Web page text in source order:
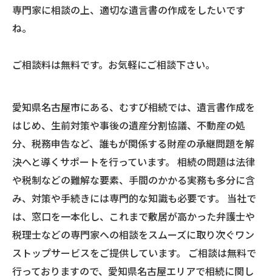
専門家に相談の上、適切な遺言書の作成をしたいです
ね。
ご相談料は無料です。お気軽にご相談下さい。
愛知県名古屋市にある、むすび相続では、遺言書作成を
はじめ、生前対策や事後の遺産分割協議、不動産の処
分、税務申告など、誰もが関係する財産の承継問題を解
決へと導くサポートを行っています。 相続の問題は法律
や税制などの難解な要素、手間のかかる実務も多分に含
み、対策や手続きには専門的な知識も必要です。 当社で
は、窓口を一本化し、これまで敷居が高かった弁護士や
税理士などの専門家への相談をスムーズに取り次ぐワン
ストップサービスをご提供しています。 ご相談は無料で
行っておりますので、愛知県名古屋エリアで相続に関し